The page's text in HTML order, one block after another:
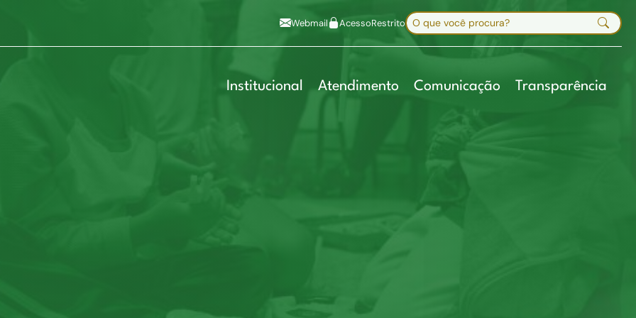
Mapa do site
Webmail AcessoRestritoBuscar no site
Digite sua busca e pressione Enter
Institucional Atendimento Comunicação Transparência